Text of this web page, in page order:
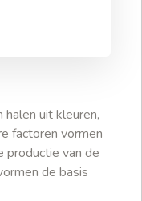
uit kleuren,
factoren vormen
productie van de
de basis